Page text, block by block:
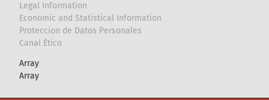
Legal Information
Economic and Statistical Information
Proteccion de Datos Personales
Canal Ético
Array
Array